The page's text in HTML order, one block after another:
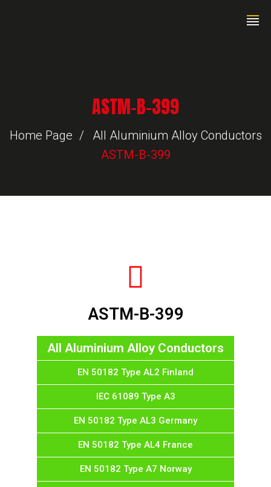
ASTM-B-399
Home Page
All Aluminium Alloy Conductors
ASTM-B-399
ASTM-B-399
All Aluminium Alloy Conductors
EN 50182 Type AL2 Finland
IEC 61089 Type A3
EN 50182 Type AL3 Germany
EN 50182 Type AL4 France
EN 50182 Type A7 Norway